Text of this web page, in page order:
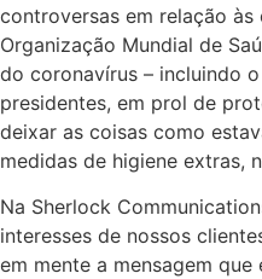
controversas em relação
Organização Mundial de
do coronavírus – incluindo
presidentes, em prol de
deixar as coisas como
medidas de higiene extras,
Na Sherlock
interesses de nossos
em mente a mensagem